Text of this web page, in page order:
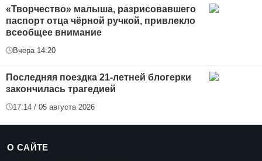
«Творчество» малыша, разрисовавшего
паспорт отца чёрной ручкой, привлекло
всеобщее внимание
Вчера 14:20
Последняя поездка 21-летней блогерки
закончилась трагедией
17:14 / 05 августа 2026
О САЙТЕ